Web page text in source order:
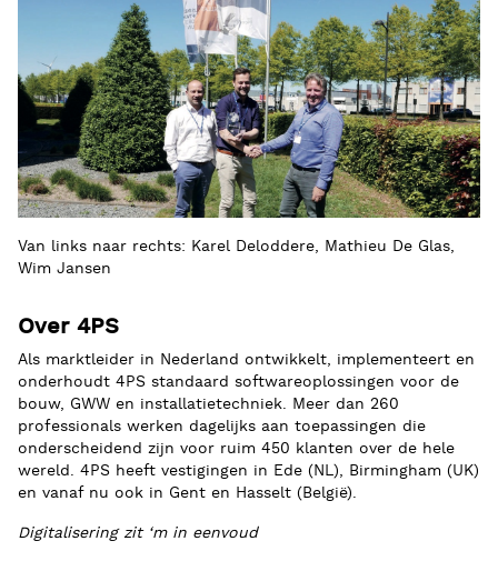
Van links naar rechts: Karel Deloddere, Mathieu De Glas,
Wim Jansen
Over 4PS
Als marktleider in Nederland ontwikkelt, implementeert en
onderhoudt 4PS standaard softwareoplossingen voor de
bouw, GWW en installatietechniek. Meer dan 260
professionals werken dagelijks aan toepassingen die
onderscheidend zijn voor ruim 450 klanten over de hele
wereld. 4PS heeft vestigingen in Ede (NL), Birmingham (UK)
en vanaf nu ook in Gent en Hasselt (België).
Digitalisering zit ‘m in eenvoud